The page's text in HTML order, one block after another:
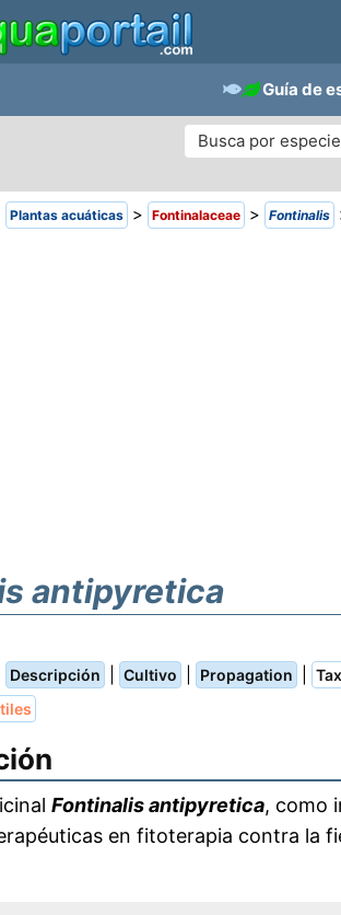
Guía de
Plantas acuáticas > Fontinalaceae > Fontinalis
antipyretica
Descripción Cultivo Propagation
Fontinalis antipyretica, como
en fitoterapia contra la